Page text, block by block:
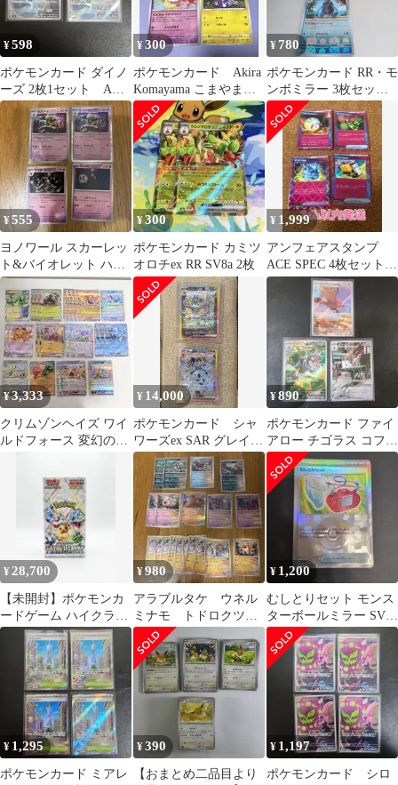
¥598
ポケモンカード ダイノ
ーズ 2枚1セット AR
ムニキスゼロ
¥300
ポケモンカード Akira
Komayama こまやま
明 3枚 エレズン 他
¥ 780
ポケモンカード RR・モ
ンボミラー 3枚セット
サンダースex 他
¥555
ヨノワール スカーレッ
ト&バイオレット ハイ
クラスパック テラスタ
ルフェスex
¥300
ポケモンカード カミツ
オロチex RR SV8a 2枚
¥ 1,999
アンフェアスタンプ
ACE SPEC 4枚セット
ポケモンカード デッ
キパーツ
¥3,333
クリムゾンヘイズ ワイ
ルドフォース 変幻の仮
¥ 14,000
ポケモンカード シャ
ワーズex SAR グレイシ
アex SAR sv8a
¥890
ポケモンカード ファイ
アロー チゴラス コフー
ライ AR 3枚1セット
¥ 28,700
【未開封】ポケモンカ
ードゲーム ハイクラス
パック テラスタルフェ
スex BOX
¥980
アラブルタケ ウネル
ミナモ トドロクツ
キ ウガツホムラ ハ
バタクカミ 古代 ミ
ラ
¥ 1,200
むしとりセット モンス
ターボールミラー SV8a
150/187
¥ 1,295
ポケモンカード ミアレ
¥390
【おまとめ二品目より
¥ 1,197
ポケモンカード シロ